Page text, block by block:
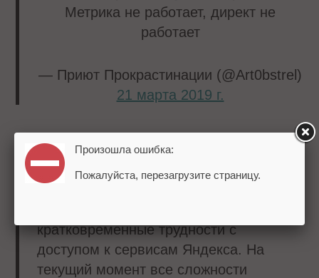
Метрика не работает, директ не
работает
— Приют Прокрастинации (@Art0bstrel)
21 марта 2019 г.
Представители пресс-службы Яндекса
сообщили, что в курсе проблемы:
кратковременные трудности с
доступом к сервисам Яндекса. На
текущий момент все сложности
Произошла ошибка:
Пожалуйста, перезагрузите страницу.